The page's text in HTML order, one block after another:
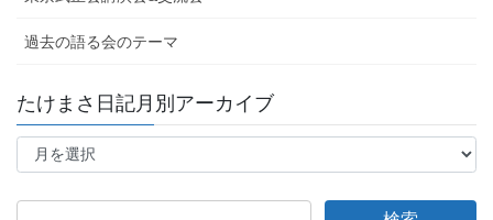
過去の語る会のテーマ
たけまさ日記月別アーカイブ
た
さ